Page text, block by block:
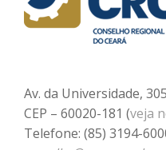
Av. da Universidade,
CEP – 60020-181 (veja
Telefone: (85) 3194-